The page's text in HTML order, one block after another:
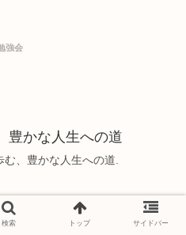
強会
豊かな人生への道
、豊かな人生への道.
検索 トップ サイドバー